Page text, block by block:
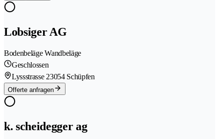
Lobsiger AG
Bodenbeläge Wandbeläge
Geschlossen
Lyssstrasse 23054 Schüpfen
Offerte anfragen
k. scheidegger ag